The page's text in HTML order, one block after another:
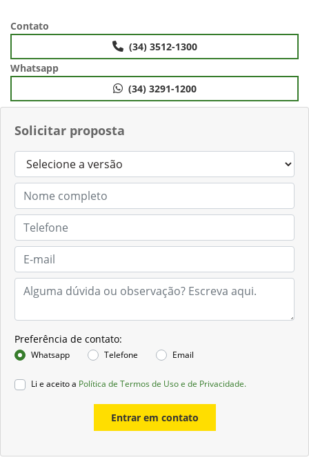
Possui estrutura resistente e pantográfica para
encarar grandes desafios!
A John Deere realiza procedimentos rigorosos, que asseguram
maior durabilidade do seu equipamento. As Plantadeiras
Série 1200 contam com uma estrutura pantográfica
especializada para terrenos irregulares, que permite uma
grande amplitude de movimento, garantindo uma copiagem
de solo de qualidade superior.